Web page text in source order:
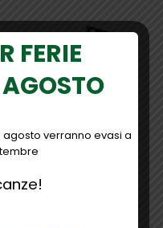
,NERI,PROTEZIONE CAPO
FERIE
agosto verranno evasi a